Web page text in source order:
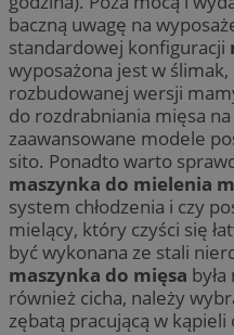
baczną uwagę na
standardowej konfiguracji
wyposażona jest w
rozbudowanej wersji
do rozdrabniania mięsa na
zaawansowane modele
sito. Ponadto warto
maszynka do mielenia
system chłodzenia i czy
mielący, który czyści się
być wykonana ze stali
maszynka do mięsa
również cicha, należy
zębatą pracującą w kąpieli